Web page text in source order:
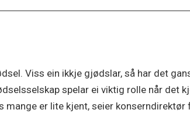
Viss ein ikkje gjødslar, så har det
spelar ei viktig rolle når det
er lite kjent, seier konserndirektør